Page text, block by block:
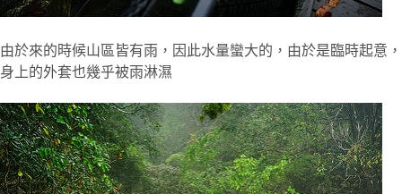
由於來的時候山區皆有雨，因此水量蠻大的，由於是臨時起意，
身上的外套也幾乎被雨淋濕